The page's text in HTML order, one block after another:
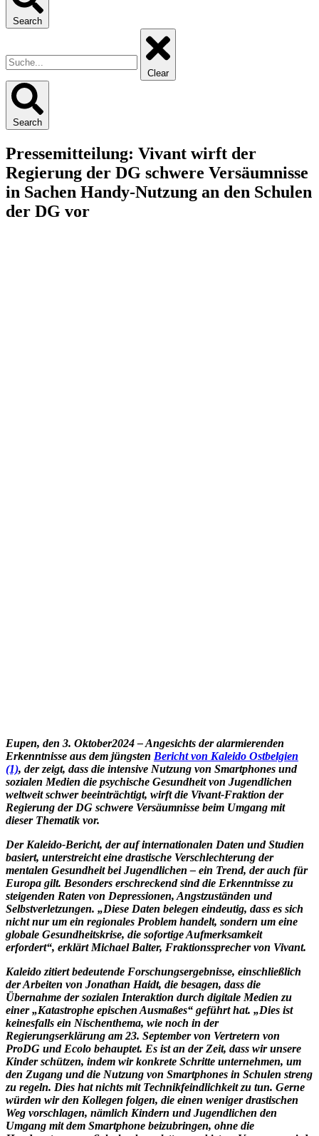
Search
Clear
Search
Pressemitteilung: Vivant wirft der
Regierung der DG schwere Versäumnisse
in Sachen Handy-Nutzung an den Schulen
der DG vor
Eupen, den 3. Oktober2024 – Angesichts der alarmierenden
Erkenntnisse aus dem jüngsten Bericht von Kaleido Ostbelgien
(1), der zeigt, dass die intensive Nutzung von Smartphones und
sozialen Medien die psychische Gesundheit von Jugendlichen
weltweit schwer beeinträchtigt, wirft die Vivant-Fraktion der
Regierung der DG schwere Versäumnisse beim Umgang mit
dieser Thematik vor.
Der Kaleido-Bericht, der auf internationalen Daten und Studien
basiert, unterstreicht eine drastische Verschlechterung der
mentalen Gesundheit bei Jugendlichen – ein Trend, der auch für
Europa gilt. Besonders erschreckend sind die Erkenntnisse zu
steigenden Raten von Depressionen, Angstzuständen und
Selbstverletzungen. „Diese Daten belegen eindeutig, dass es sich
nicht nur um ein regionales Problem handelt, sondern um eine
globale Gesundheitskrise, die sofortige Aufmerksamkeit
erfordert“, erklärt Michael Balter, Fraktionssprecher von Vivant.
Kaleido zitiert bedeutende Forschungsergebnisse, einschließlich
der Arbeiten von Jonathan Haidt, die besagen, dass die
Übernahme der sozialen Interaktion durch digitale Medien zu
einer „Katastrophe epischen Ausmaßes“ geführt hat. „Dies ist
keinesfalls ein Nischenthema, wie noch in der
Regierungserklärung am 23. September von Vertretern von
ProDG und Ecolo behauptet. Es ist an der Zeit, dass wir unsere
Kinder schützen, indem wir konkrete Schritte unternehmen, um
den Zugang und die Nutzung von Smartphones in Schulen streng
zu regeln. Dies hat nichts mit Technikfeindlichkeit zu tun. Gerne
würden wir den Kollegen folgen, die einen weniger drastischen
Weg vorschlagen, nämlich Kindern und Jugendlichen den
Umgang mit dem Smartphone beizubringen, ohne die